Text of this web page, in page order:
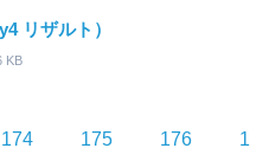
リザルト）
KB
174 175 176